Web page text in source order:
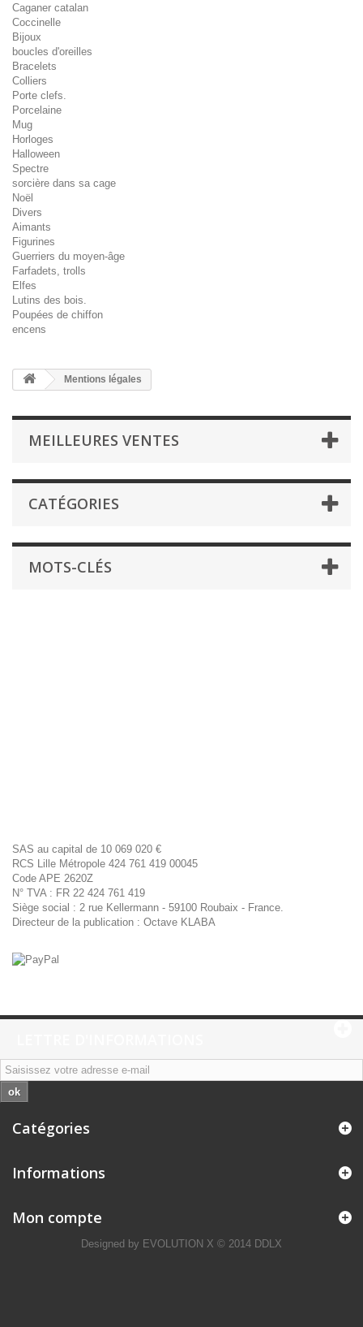
Caganer catalan
Coccinelle
Bijoux
boucles d'oreilles
Bracelets
Colliers
Porte clefs.
Porcelaine
Mug
Horloges
Halloween
Spectre
sorcière dans sa cage
Noël
Divers
Aimants
Figurines
Guerriers du moyen-âge
Farfadets, trolls
Elfes
Lutins des bois.
Poupées de chiffon
encens
Mentions légales
MEILLEURES VENTES
CATÉGORIES
MOTS-CLÉS
SAS au capital de 10 069 020 €
RCS Lille Métropole 424 761 419 00045
Code APE 2620Z
N° TVA : FR 22 424 761 419
Siège social : 2 rue Kellermann - 59100 Roubaix - France.
Directeur de la publication : Octave KLABA
ok
Catégories
Informations
Mon compte
Designed by EVOLUTION X © 2014 DDLX